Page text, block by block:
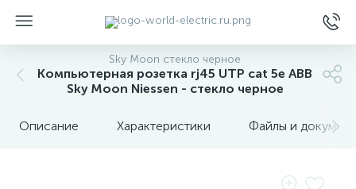
Sky Moon стекло черное
Компьютерная розетка rj45 UTP cat 5e ABB
Sky Moon Niessen - стекло черное
Описание Характеристики Файлы и